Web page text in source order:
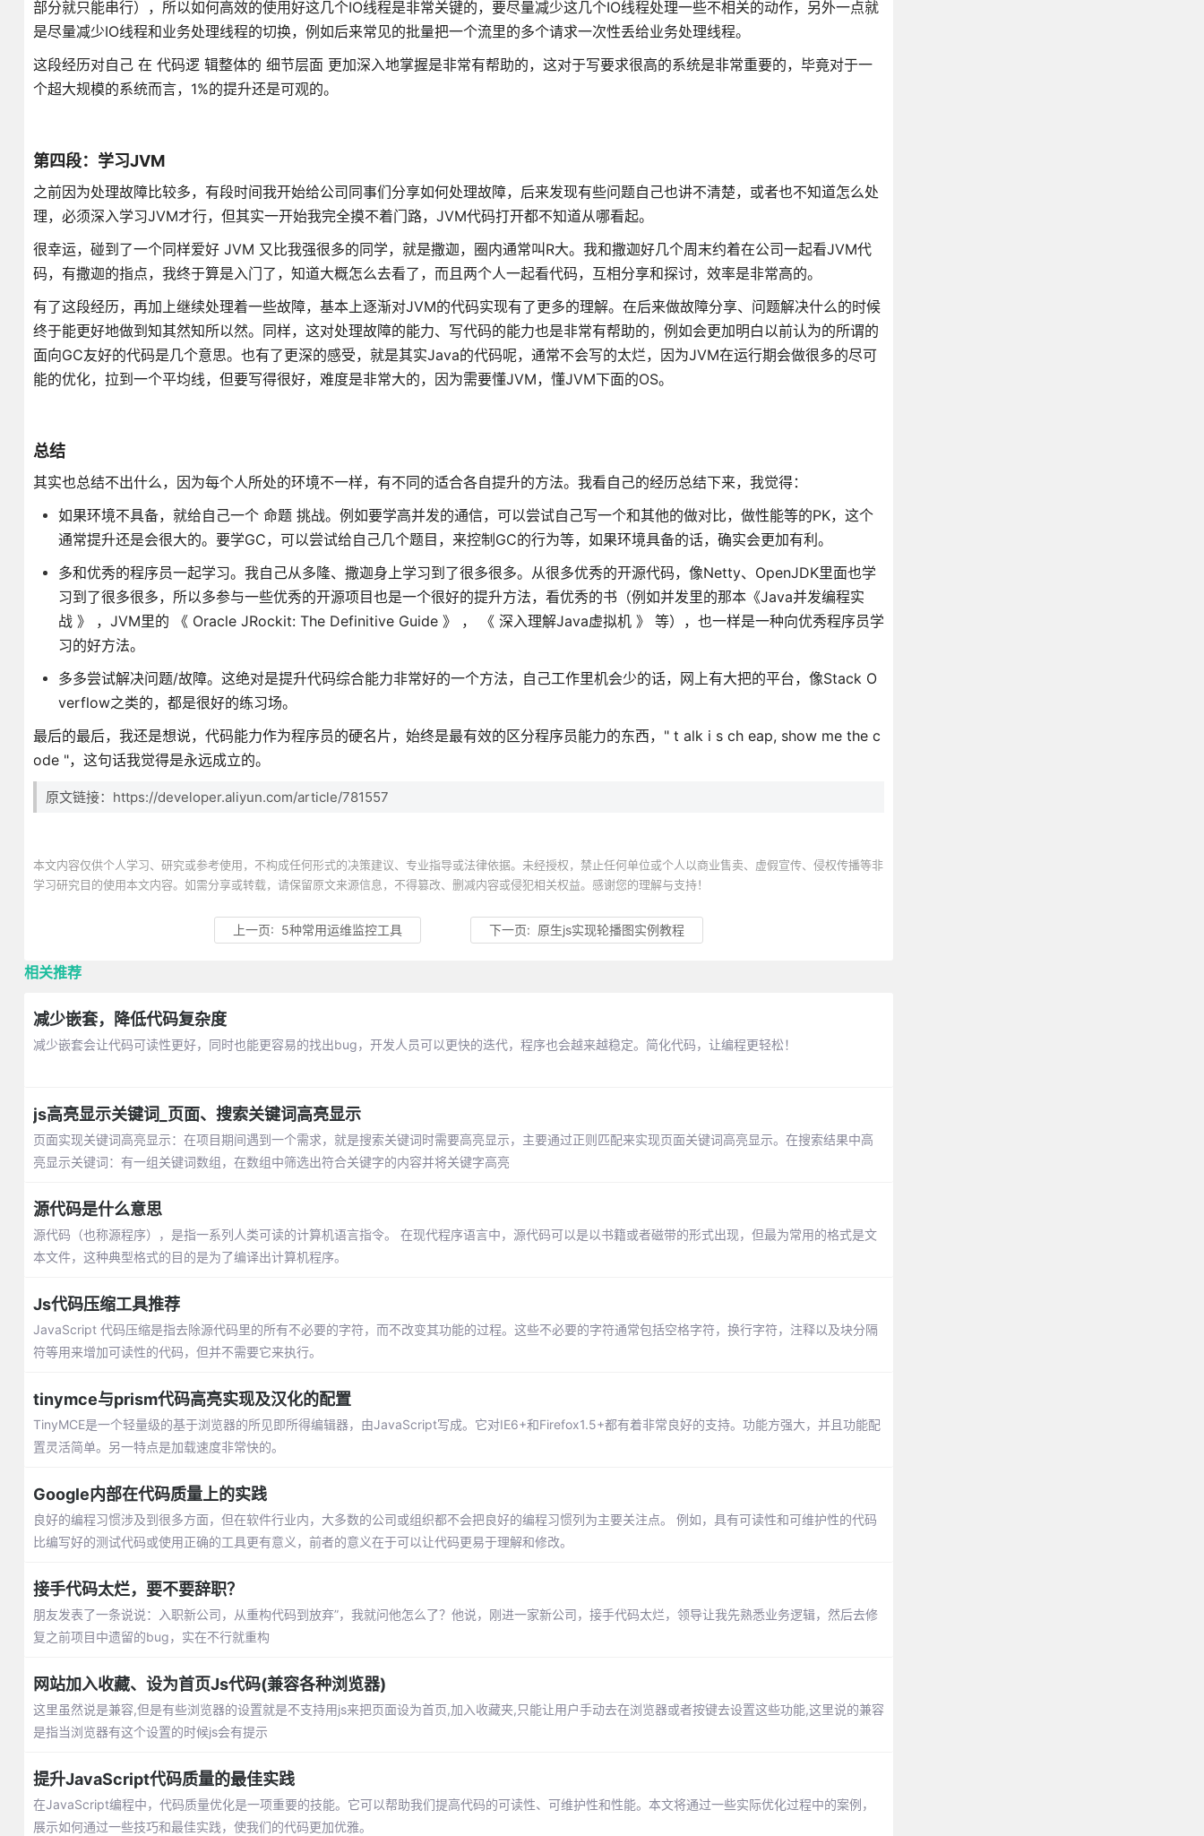
部分就只能串行），所以如何高效的使用好这几个IO线程是非常关键的，要尽量减少这几个IO线程处理一些不相关的动作，另外一点就
是尽量减少IO线程和业务处理线程的切换，例如后来常见的批量把一个流里的多个请求一次性丢给业务处理线程。
这段经历对自己 在 代码逻 辑整体的 细节层面 更加深入地掌握是非常有帮助的，这对于写要求很高的系统是非常重要的，毕竟对于一
个超大规模的系统而言，1%的提升还是可观的。
第四段：学习JVM
之前因为处理故障比较多，有段时间我开始给公司同事们分享如何处理故障，后来发现有些问题自己也讲不清楚，或者也不知道怎么处
理，必须深入学习JVM才行，但其实一开始我完全摸不着门路，JVM代码打开都不知道从哪看起。
很幸运，碰到了一个同样爱好 JVM 又比我强很多的同学，就是撒迦，圈内通常叫R大。我和撒迦好几个周末约着在公司一起看JVM代
码，有撒迦的指点，我终于算是入门了，知道大概怎么去看了，而且两个人一起看代码，互相分享和探讨，效率是非常高的。
有了这段经历，再加上继续处理着一些故障，基本上逐渐对JVM的代码实现有了更多的理解。在后来做故障分享、问题解决什么的时候
终于能更好地做到知其然知所以然。同样，这对处理故障的能力、写代码的能力也是非常有帮助的，例如会更加明白以前认为的所谓的
面向GC友好的代码是几个意思。也有了更深的感受，就是其实Java的代码呢，通常不会写的太烂，因为JVM在运行期会做很多的尽可
能的优化，拉到一个平均线，但要写得很好，难度是非常大的，因为需要懂JVM，懂JVM下面的OS。
总结
其实也总结不出什么，因为每个人所处的环境不一样，有不同的适合各自提升的方法。我看自己的经历总结下来，我觉得：
如果环境不具备，就给自己一个 命题 挑战。例如要学高并发的通信，可以尝试自己写一个和其他的做对比，做性能等的PK，这个
通常提升还是会很大的。要学GC，可以尝试给自己几个题目，来控制GC的行为等，如果环境具备的话，确实会更加有利。
多和优秀的程序员一起学习。我自己从多隆、撒迦身上学习到了很多很多。从很多优秀的开源代码，像Netty、OpenJDK里面也学
习到了很多很多，所以多参与一些优秀的开源项目也是一个很好的提升方法，看优秀的书（例如并发里的那本《Java并发编程实
战 》 ，JVM里的 《 Oracle JRockit: The Definitive Guide 》 ， 《 深入理解Java虚拟机 》 等），也一样是一种向优秀程序员学
习的好方法。
多多尝试解决问题/故障。这绝对是提升代码综合能力非常好的一个方法，自己工作里机会少的话，网上有大把的平台，像Stack O
verflow之类的，都是很好的练习场。
最后的最后，我还是想说，代码能力作为程序员的硬名片，始终是最有效的区分程序员能力的东西，" t alk i s ch eap, show me the c
ode "，这句话我觉得是永远成立的。
原文链接：https://developer.aliyun.com/article/781557
本文内容仅供个人学习、研究或参考使用，不构成任何形式的决策建议、专业指导或法律依据。未经授权，禁止任何单位或个人以商业售卖、虚假宣传、侵权传播等非
学习研究目的使用本文内容。如需分享或转载，请保留原文来源信息，不得篡改、删减内容或侵犯相关权益。感谢您的理解与支持！
上一页: 5种常用运维监控工具 下一页: 原生js实现轮播图实例教程
相关推荐
减少嵌套，降低代码复杂度
减少嵌套会让代码可读性更好，同时也能更容易的找出bug，开发人员可以更快的迭代，程序也会越来越稳定。简化代码，让编程更轻松！
js高亮显示关键词_页面、搜索关键词高亮显示
页面实现关键词高亮显示：在项目期间遇到一个需求，就是搜索关键词时需要高亮显示，主要通过正则匹配来实现页面关键词高亮显示。在搜索结果中高
亮显示关键词：有一组关键词数组，在数组中筛选出符合关键字的内容并将关键字高亮
源代码是什么意思
源代码（也称源程序），是指一系列人类可读的计算机语言指令。 在现代程序语言中，源代码可以是以书籍或者磁带的形式出现，但最为常用的格式是文
本文件，这种典型格式的目的是为了编译出计算机程序。
Js代码压缩工具推荐
JavaScript 代码压缩是指去除源代码里的所有不必要的字符，而不改变其功能的过程。这些不必要的字符通常包括空格字符，换行字符，注释以及块分隔
符等用来增加可读性的代码，但并不需要它来执行。
tinymce与prism代码高亮实现及汉化的配置
TinyMCE是一个轻量级的基于浏览器的所见即所得编辑器，由JavaScript写成。它对IE6+和Firefox1.5+都有着非常良好的支持。功能方强大，并且功能配
置灵活简单。另一特点是加载速度非常快的。
Google内部在代码质量上的实践
良好的编程习惯涉及到很多方面，但在软件行业内，大多数的公司或组织都不会把良好的编程习惯列为主要关注点。 例如，具有可读性和可维护性的代码
比编写好的测试代码或使用正确的工具更有意义，前者的意义在于可以让代码更易于理解和修改。
接手代码太烂，要不要辞职？
朋友发表了一条说说：入职新公司，从重构代码到放弃”，我就问他怎么了？他说，刚进一家新公司，接手代码太烂，领导让我先熟悉业务逻辑，然后去修
复之前项目中遗留的bug，实在不行就重构
网站加入收藏、设为首页Js代码(兼容各种浏览器)
这里虽然说是兼容,但是有些浏览器的设置就是不支持用js来把页面设为首页,加入收藏夹,只能让用户手动去在浏览器或者按键去设置这些功能,这里说的兼容
是指当浏览器有这个设置的时候js会有提示
提升JavaScript代码质量的最佳实践
在JavaScript编程中，代码质量优化是一项重要的技能。它可以帮助我们提高代码的可读性、可维护性和性能。本文将通过一些实际优化过程中的案例，
展示如何通过一些技巧和最佳实践，使我们的代码更加优雅。